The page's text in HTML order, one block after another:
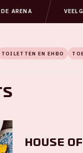
ARENA
TOILETTEN EN EHBO
House